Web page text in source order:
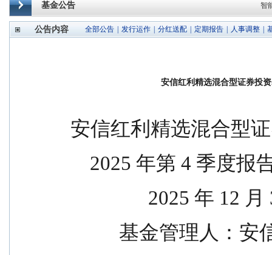
基金公告 智
公告内容 全部公告 发行运作 分红送配 定期报告 人事调整
安信红利精选混合型证券投
安信红利精选混合型
2025 年第 4 季度报
2025 年
基金管理